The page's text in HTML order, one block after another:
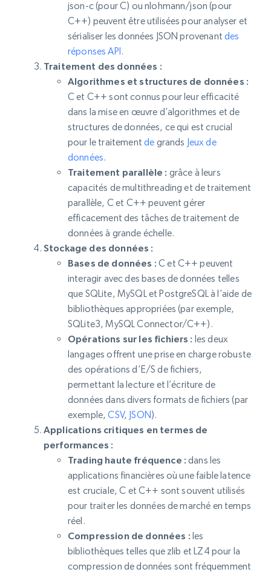
json-c (pour C) ou nlohmann/json (pour
C++) peuvent être utilisées pour analyser et
sérialiser les données JSON provenantdes
réponses API.
Traitement des données :
Algorithmes et structures de données :
C et C++ sont connus pour leur efficacité
dans la mise en œuvre d’algorithmes et de
structures de données, ce qui est crucial
pour le traitementde grands Jeux de
données.
Traitement parallèle : grâce à leurs
capacités de multithreading et de traitement
parallèle, C et C++ peuvent gérer
efficacement des tâches de traitement de
données à grande échelle.
Stockage des données :
Bases de données : C et C++ peuvent
interagir avec des bases de données telles
que SQLite, MySQL et PostgreSQL à l’aide de
bibliothèques appropriées (par exemple,
SQLite3, MySQL Connector/C++).
Opérations sur les fichiers : les deux
langages offrent une prise en charge robuste
des opérations d’E/S de fichiers,
permettant la lecture et l’écriture de
données dans divers formats de fichiers (par
exemple,CSV, JSON).
Applications critiques en termes de
performances :
Trading haute fréquence : dans les
applications financières où une faible latence
est cruciale, C et C++ sont souvent utilisés
pour traiter les données de marché en temps
réel.
Compression de données : les
bibliothèques telles que zlib et LZ4 pour la
compression de données sont fréquemment